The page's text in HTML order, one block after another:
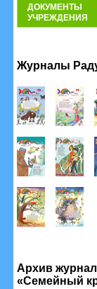
ДОКУМЕНТЫ
УЧРЕЖДЕНИЯ
Журналы
Архив
«Семейный